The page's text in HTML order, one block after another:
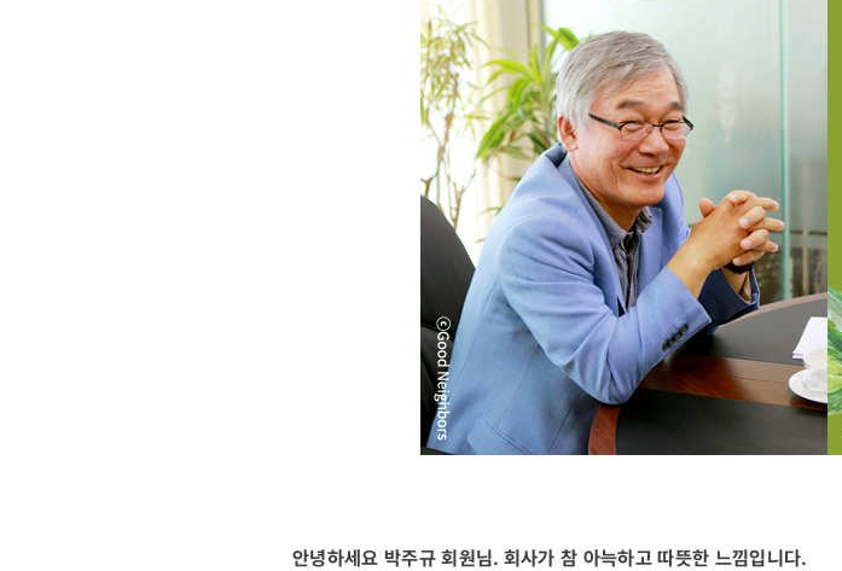
안녕하세요 박주규 회원님. 회사가 참 아늑하고 따뜻한 느낌입니다.